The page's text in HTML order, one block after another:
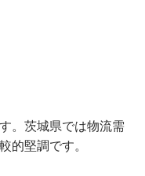
。茨城県では物流需
的堅調です。